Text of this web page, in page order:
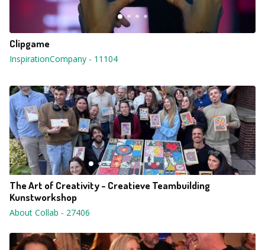
Clipgame
InspirationCompany - 11104
The Art of Creativity - Creatieve Teambuilding
Kunstworkshop
About Collab - 27406